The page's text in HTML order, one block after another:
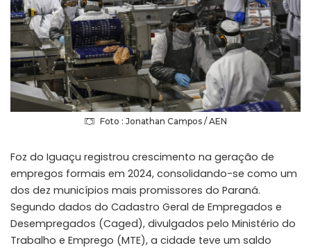
Foto : Jonathan Campos / AEN
Foz do Iguaçu registrou crescimento na geração de
empregos formais em 2024, consolidando-se como um
dos dez municípios mais promissores do Paraná.
Segundo dados do Cadastro Geral de Empregados e
Desempregados (Caged), divulgados pelo Ministério do
Trabalho e Emprego (MTE), a cidade teve um saldo